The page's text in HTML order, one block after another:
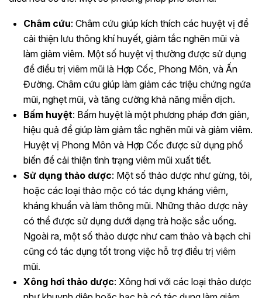
Châm cứu: Châm cứu giúp kích thích các huyệt vị để
cải thiện lưu thông khí huyết, giảm tắc nghẽn mũi và
làm giảm viêm. Một số huyệt vị thường được sử dụng
để điều trị viêm mũi là Hợp Cốc, Phong Môn, và Ấn
Đường. Châm cứu giúp làm giảm các triệu chứng ngứa
mũi, nghẹt mũi, và tăng cường khả năng miễn dịch.
Bấm huyệt: Bấm huyệt là một phương pháp đơn giản,
hiệu quả để giúp làm giảm tắc nghẽn mũi và giảm viêm.
Huyệt vị Phong Môn và Hợp Cốc được sử dụng phổ
biến để cải thiện tình trạng viêm mũi xuất tiết.
Sử dụng thảo dược: Một số thảo dược như gừng, tỏi,
hoặc các loại thảo mộc có tác dụng kháng viêm,
kháng khuẩn và làm thông mũi. Những thảo dược này
có thể được sử dụng dưới dạng trà hoặc sắc uống.
Ngoài ra, một số thảo dược như cam thảo và bạch chỉ
cũng có tác dụng tốt trong việc hỗ trợ điều trị viêm
mũi.
Xông hơi thảo dược: Xông hơi với các loại thảo dược